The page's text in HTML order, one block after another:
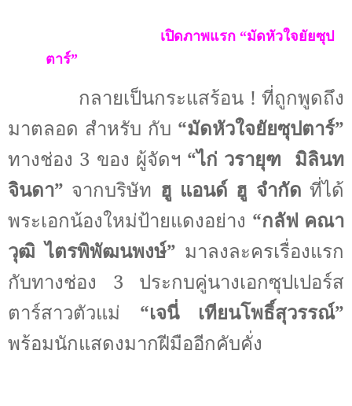
เปิดภาพแรก “มัดหัวใจยัยซุป
ตาร์”
กลายเป็นกระแสร้อน ! ที่ถูกพูดถึง
มาตลอด สำหรับ กับ “มัดหัวใจยัยซุปตาร์”
ทางช่อง 3 ของ ผู้จัดฯ “ไก่ วรายุฑ มิลินท
จินดา” จากบริษัท ฮู แอนด์ ฮู จำกัด ที่ได้
พระเอกน้องใหม่ป้ายแดงอย่าง “กลัฟ คณา
วุฒิ ไตรพิพัฒนพงษ์” มาลงละครเรื่องแรก
กับทางช่อง 3 ประกบคู่นางเอกซุปเปอร์ส
ตาร์สาวตัวแม่ “เจนี่ เทียนโพธิ์สุวรรณ์”
พร้อมนักแสดงมากฝีมืออีกคับคั่ง